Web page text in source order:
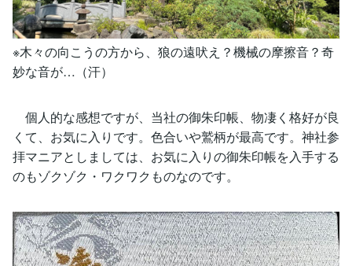
※木々の向こうの方から、狼の遠吠え？機械の摩擦音？奇
妙な音が…（汗）
個人的な感想ですが、当社の御朱印帳、物凄く格好が良
くて、お気に入りです。色合いや鷲柄が最高です。神社参
拝マニアとしましては、お気に入りの御朱印帳を入手する
のもゾクゾク・ワクワクものなのです。